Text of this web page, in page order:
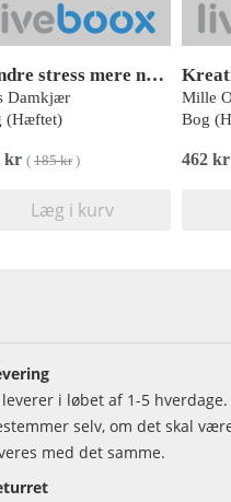
Mindre stress mere nærvær
Damkjær
(Hæftet)
kr ( 185 kr)
Læg i kurv
Bog
462 kr
leverer i løbet af 1-5
selv, om det skal
med det samme.